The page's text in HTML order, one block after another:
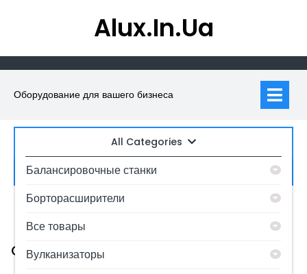
Alux.in.ua
Оборудование для вашего бизнеса
All Categories
Балансировочные станки
Борторасширители
Все товары
Вулканизаторы
Искать:
Category